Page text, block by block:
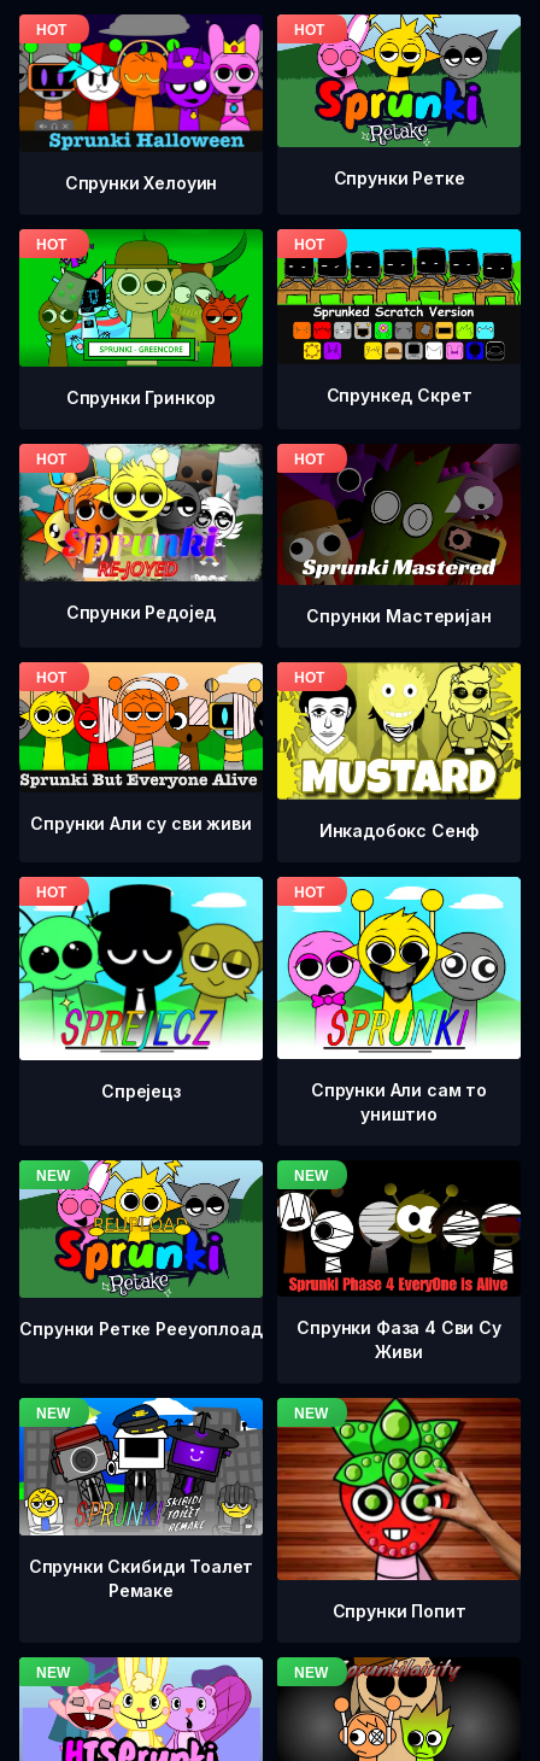
Спрунки Хелоуин Спрунки Ретке
Спрунки Гринкор Спрункед Скрет
Спрунки Редоjед Спрунки Мастеријан
Спрунки Али су сви живи Инкадобокс Сенф
Спрејецз
Спрунки Али сам то
уништио
Спрунки Ретке Рееуоплоад
Спрунки Фаза 4 Сви Су
Живи
Спрунки Скибиди Тоалет
Ремаке
Спрунки Попит